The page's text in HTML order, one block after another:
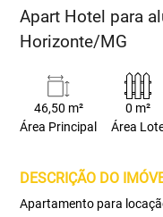
Apart Hotel para
Horizonte/MG
46,50 m²
Área Principal
0 m²
Área
DESCRIÇÃO DO
Apartamento para